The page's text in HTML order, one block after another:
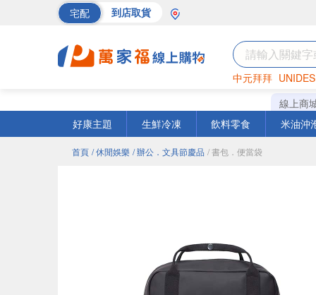
宅配 到店取貨
中元拜拜
罐頭 海苔
線上商
好康主題
生鮮冷凍 飲料零食 米油沖
首頁 / 休閒娛樂 / 辦公．文具節慶品 / 書包．便當袋